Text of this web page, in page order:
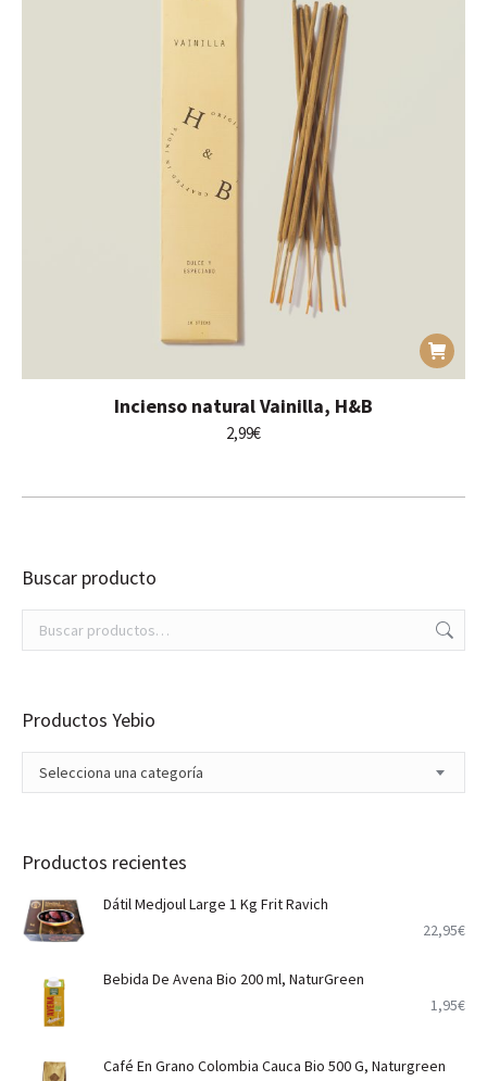
Incienso natural Vainilla, H&B
2,99€
Buscar producto
Productos Yebio
Selecciona una categoría
Productos recientes
Dátil Medjoul Large 1 Kg Frit Ravich
22,95€
Bebida De Avena Bio 200 ml, NaturGreen
1,95€
Café En Grano Colombia Cauca Bio 500 G, Naturgreen